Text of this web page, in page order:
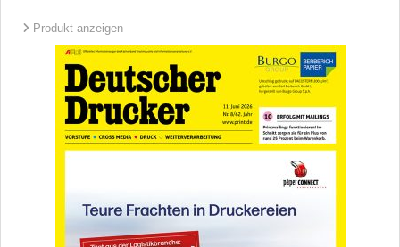
Produkt anzeigen